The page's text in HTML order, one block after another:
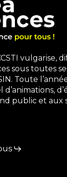
vulgarise,
sous toutes
Toute
public et aux